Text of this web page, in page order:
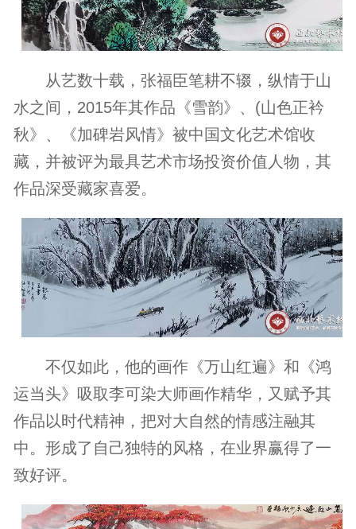
从艺数十载，张福臣笔耕不辍，纵情于山
水之间，2015年其作品《雪韵》、(山色正衿
秋》、《加碑岩风情》被中国文化艺术馆收
藏，并被评为最具艺术市场投资价值人物，其
作品深受藏家喜爱。
不仅如此，他的画作《万山红遍》和《鸿
运当头》吸取李可染大师画作精华，又赋予其
作品以时代精神，把对大自然的情感注融其
中。形成了自己独特的风格，在业界赢得了一
致好评。